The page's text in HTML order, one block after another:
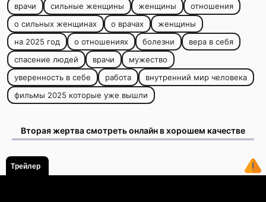
врачи сильные женщины женщины
отношения
о сильных женщинах
о врачах
женщины
на 2025 год
о отношениях болезни
вера в себя
спасение людей
врачи
мужество
уверенность в себе
работа
внутренний мир человека
фильмы 2025 которые уже вышли
Вторая жертва смотреть онлайн в хорошем качестве
Трейлер